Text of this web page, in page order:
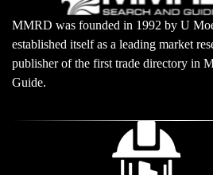
MMRD was founded in 1992 by U
established itself as a leading market
publisher of the first trade directory in
Guide.